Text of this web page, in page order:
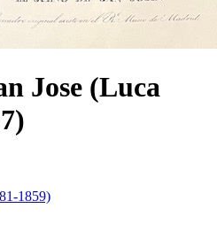
Jose (Luca
1859)